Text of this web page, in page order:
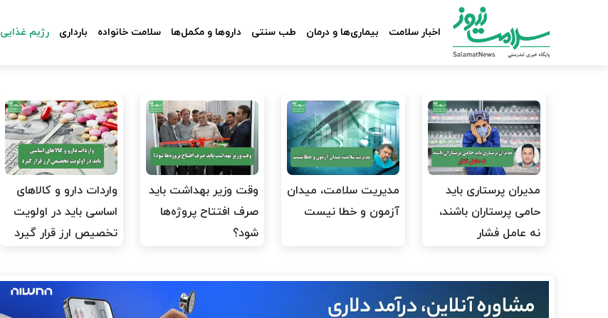
اخبار سلامت بیماری‌ها و درمان طب سنتی داروها و مکمل‌ها سلامت خانواده بارداری رژیم غذایی
مدیران پرستاری باید
حامی پرستاران باشند،
نه عامل فشار
مدیریت سلامت، میدان
آزمون و خطا نیست
وقت وزیر بهداشت باید
صرف افتتاح پروژه‌ها
شود؟
واردات دارو و کالاهای
اساسی باید در اولویت
تخصیص ارز قرار گیرد